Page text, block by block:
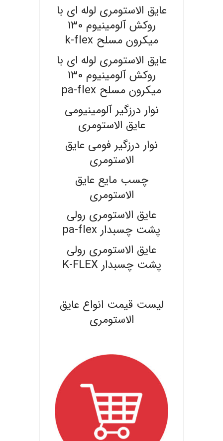
عایق الاستومری لوله ای با
روکش آلومینیوم 130
میکرون مسلح k-flex
عایق الاستومری لوله ای با
روکش آلومینیوم 130
میکرون مسلح pa-flex
نوار درزگیر آلومینیومی
عایق الاستومری
نوار درزگیر فومی عایق
الاستومری
چسب مایع عایق
الاستومری
عایق الاستومری رولی
پشت چسبدار pa-flex
عایق الاستومری رولی
پشت چسبدار K-FLEX
لیست قیمت انواع عایق
الاستومری